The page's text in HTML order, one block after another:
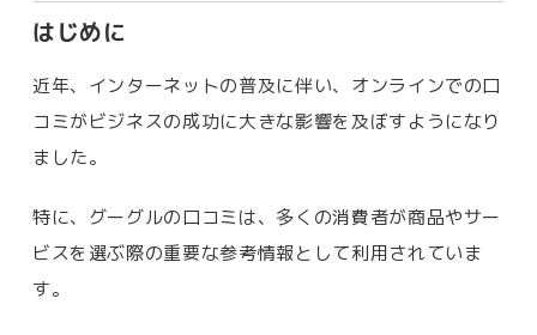
はじめに
近年、インターネットの普及に伴い、オンラインでの口
コミがビジネスの成功に大きな影響を及ぼすようになり
ました。
特に、グーグルの口コミは、多くの消費者が商品やサー
ビスを選ぶ際の重要な参考情報として利用されていま
す。